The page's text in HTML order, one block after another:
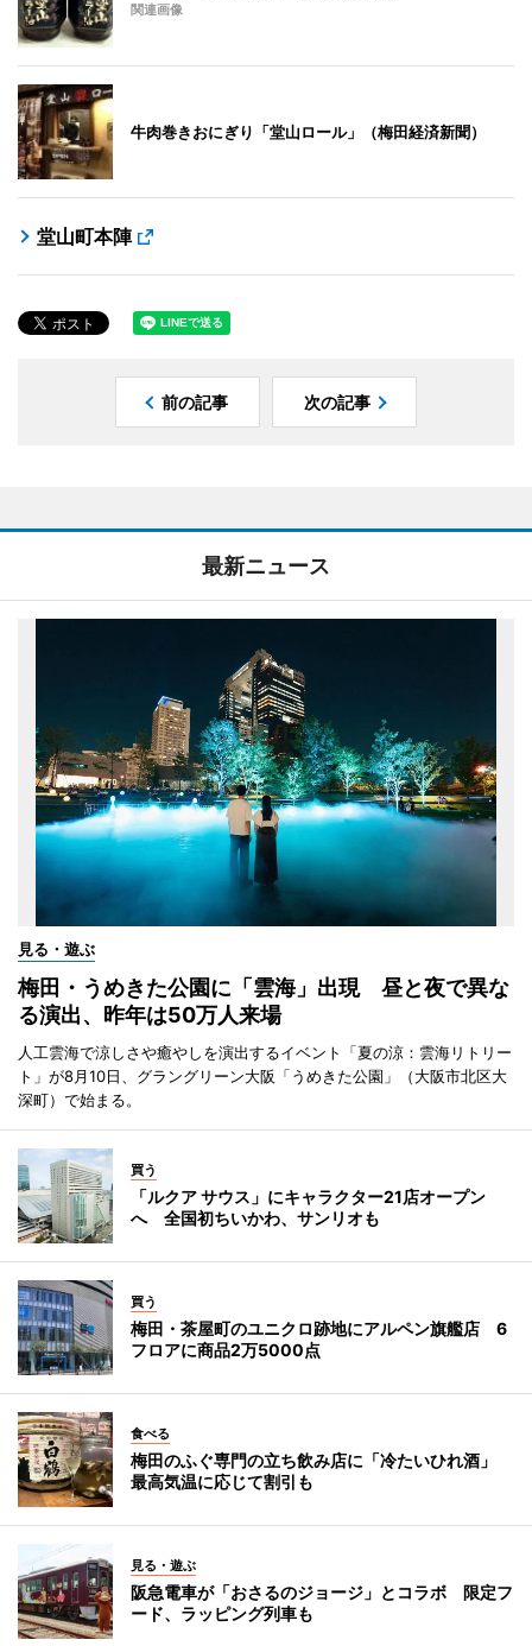
関連画像
牛肉巻きおにぎり「堂山ロール」（梅田経済新聞）
堂山町本陣
前の記事 次の記事
最新ニュース
見る・遊ぶ
梅田・うめきた公園に「雲海」出現 昼と夜で異な
る演出、昨年は50万人来場
人工雲海で涼しさや癒やしを演出するイベント「夏の涼：雲海リトリー
ト」が8月10日、グラングリーン大阪「うめきた公園」（大阪市北区大
深町）で始まる。
買う
「ルクア サウス」にキャラクター21店オープン
へ 全国初ちいかわ、サンリオも
買う
梅田・茶屋町のユニクロ跡地にアルペン旗艦店 6
フロアに商品2万5000点
食べる
梅田のふぐ専門の立ち飲み店に「冷たいひれ酒」
最高気温に応じて割引も
見る・遊ぶ
阪急電車が「おさるのジョージ」とコラボ 限定フ
ード、ラッピング列車も